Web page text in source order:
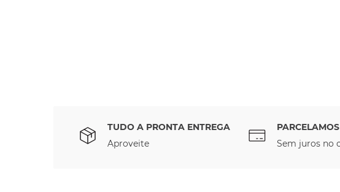
TUDO A PRONTA ENTREGA
Aproveite
Sem juros no